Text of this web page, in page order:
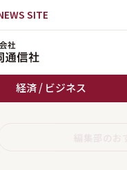
SITE
経済 / ビジネス